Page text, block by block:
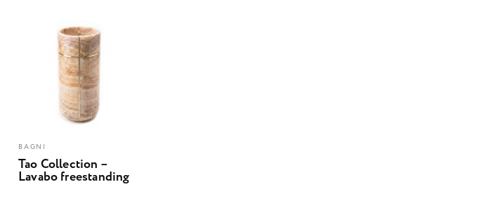
BAGNI
Tao Collection –
Lavabo freestanding